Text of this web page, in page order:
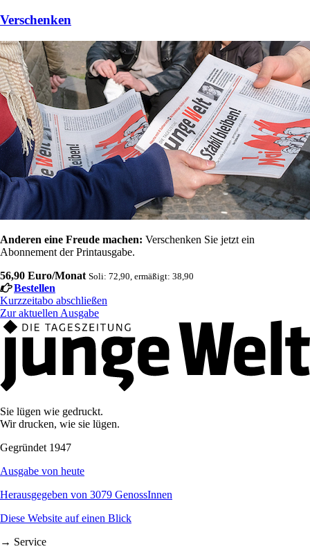
Verschenken
Anderen eine Freude machen: Verschenken Sie jetzt ein
Abonnement der Printausgabe.
56,90 Euro/Monat Soli: 72,90, ermäßigt: 38,90
Bestellen
Kurzzeitabo abschließen
Zur aktuellen Ausgabe
Sie lügen wie gedruckt.
Wir drucken, wie sie lügen.
Gegründet 1947
Ausgabe von heute
Herausgegeben von 3079 GenossInnen
Diese Website auf einen Blick
→ Service